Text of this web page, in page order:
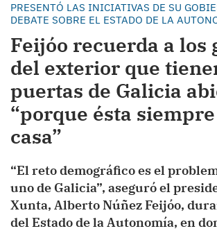
PRESENTÓ LAS INICIATIVAS DE SU
DEBATE SOBRE EL ESTADO DE LA
Feijóo recuerda a los
del exterior que
puertas de Galicia
“porque ésta
casa”
“El reto demográfico es el
uno de Galicia”, aseguró el
Xunta, Alberto Núñez Feijóo,
del Estado de la Autonomía, en